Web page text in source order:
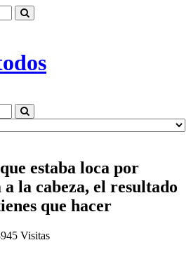
estaba loca por
a la cabeza, el resultado
que hacer
Visitas